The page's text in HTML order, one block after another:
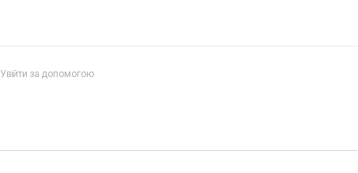
Увійти за допомогою